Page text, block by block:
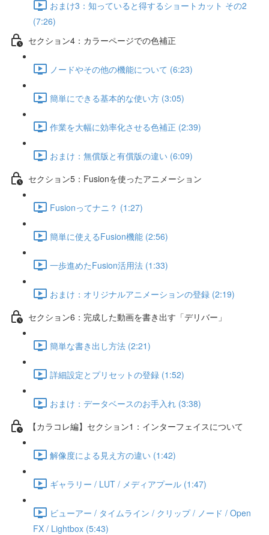
おまけ3：知っていると得するショートカット その2
(7:26)
セクション4：カラーページでの色補正
ノードやその他の機能について (6:23)
簡単にできる基本的な使い方 (3:05)
作業を大幅に効率化させる色補正 (2:39)
おまけ：無償版と有償版の違い (6:09)
セクション5：Fusionを使ったアニメーション
Fusionってナニ？ (1:27)
簡単に使えるFusion機能 (2:56)
一歩進めたFusion活用法 (1:33)
おまけ：オリジナルアニメーションの登録 (2:19)
セクション6：完成した動画を書き出す「デリバー」
簡単な書き出し方法 (2:21)
詳細設定とプリセットの登録 (1:52)
おまけ：データベースのお手入れ (3:38)
【カラコレ編】セクション1：インターフェイスについて
解像度による見え方の違い (1:42)
ギャラリー / LUT / メディアプール (1:47)
ビューアー / タイムライン / クリップ / ノード / Open
FX / Lightbox (5:43)